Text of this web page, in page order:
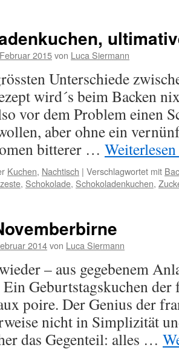
2015von Luca Siermann
Unterschiede
wird´s beim Backen
vor dem Problem einen
aber ohne ein
bitterer … Weiterlesen
Kuchen, Nachtisch | Verschlagwortet mit
, Schokolade, Schokoladenkuchen,
2014von Luca Siermann
– aus gegebenem
Ein Geburtstagskuchen
poire. Der Genius der
nicht in Simplizität
das Gegenteil: alles …